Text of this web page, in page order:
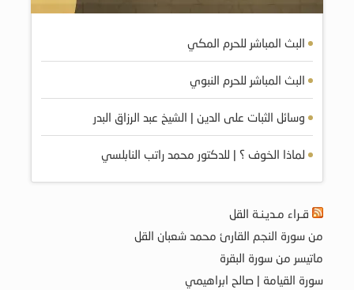
البث المباشر للحرم المكي
البث المباشر للحرم النبوي
وسائل الثبات على الدين | الشيخ عبد الرزاق البدر
لماذا الخوف ؟ | للدكتور محمد راتب النابلسي
قـراء مـديـنـة القل
من سورة النجم القارئ محمد شعبان القل
ماتيسر من سورة البقرة
سورة القيامة | صالح ابراهيمي